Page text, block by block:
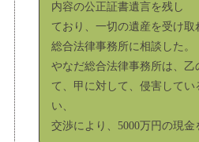
内容の公正証書遺言を残し
ており、一切の遺産を受け
総合法律事務所に相談した。
やなだ総合法律事務所は、乙
て、甲に対して、侵害して
い、
交渉により、5000万円の現金